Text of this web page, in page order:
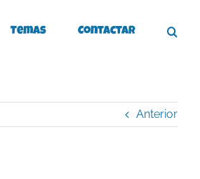
Temas Contactar
Anterior